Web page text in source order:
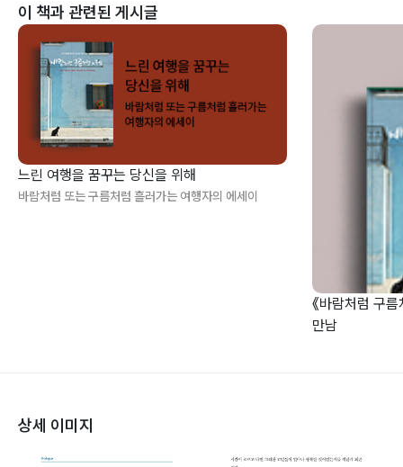
이 책과 관련된 게시글
느린 여행을 꿈꾸는 당신을 위해
바람처럼 또는 구름처럼 흘러가는 여행자의 에세이
《바람처럼 구
만남
상세 이미지